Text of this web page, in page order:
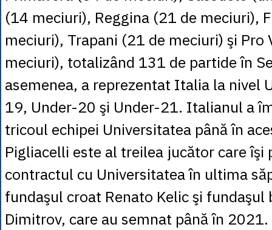
(14 meciuri), Reggina (21 de meciuri),
meciuri), Trapani (21 de meciuri) şi Pro
meciuri), totalizând 131 de partide în
asemenea, a reprezentat Italia la nivel
19, Under-20 şi Under-21. Italianul a
tricoul echipei Universitatea până în
Pigliacelli este al treilea jucător care îşi
contractul cu Universitatea în ultima
fundaşul croat Renato Kelic şi fundaşul
Dimitrov, care au semnat până în 2021.